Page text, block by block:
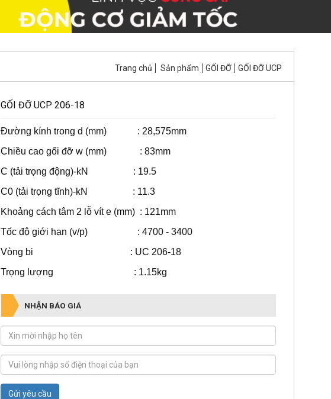
Trang chủ Sản phẩm GỐI ĐỠ GỐI ĐỠ UCP
GỐI ĐỠ UCP 206-18
Đường kính trong d (mm) : 28,575mm
Chiều cao gối đỡ w (mm) : 83mm
C (tải trọng động)-kN : 19.5
C0 (tải trọng tĩnh)-kN : 11.3
Khoảng cách tâm 2 lỗ vít e (mm) : 121mm
Tốc độ giới hạn (v/p) : 4700 - 3400
Vòng bi : UC 206-18
Trọng lượng : 1.15kg
NHẬN BÁO GIÁ
Gửi yêu cầu